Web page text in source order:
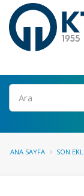
Ara
ANA SAYFA SON